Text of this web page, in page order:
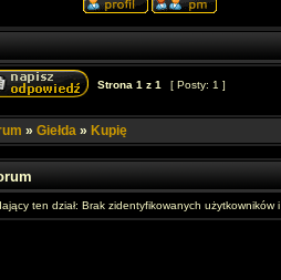
Strona 1 z 1 [ Posty: 1 ]
» Giełda » Kupię
ten dział: Brak zidentyfikowanych użytkowników